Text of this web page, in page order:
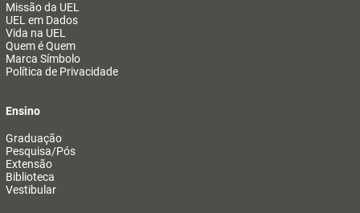
Missão da UEL
UEL em Dados
Vida na UEL
Quem é Quem
Marca Símbolo
Política de Privacidade
Ensino
Graduação
Pesquisa/Pós
Extensão
Biblioteca
Vestibular